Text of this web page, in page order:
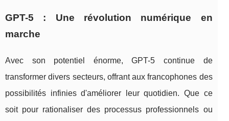
GPT-5 : Une révolution numérique en
marche
Avec son potentiel énorme, GPT-5 continue de
transformer divers secteurs, offrant aux francophones des
possibilités infinies d'améliorer leur quotidien. Que ce
soit pour rationaliser des processus professionnels ou